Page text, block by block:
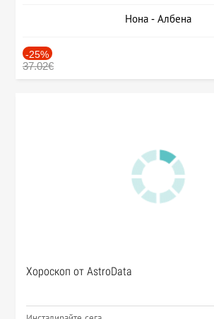
Нона - Албена
-25%
37.02€
Хороскоп от AstroData